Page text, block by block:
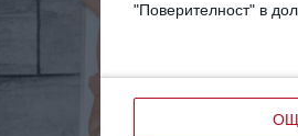
"Поверителност" в